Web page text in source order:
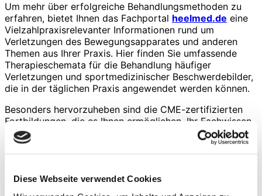
Diese Webseite verwendet Cookies
Um mehr über erfolgreiche Behandlungsmethoden zu
erfahren, bietet Ihnen das Fachportal heelmed.de eine
Vielzahlpraxisrelevanter Informationen rund um
Verletzungen des Bewegungsapparates und anderen
Themen aus Ihrer Praxis. Hier finden Sie umfassende
Therapieschemata für die Behandlung häufiger
Verletzungen und sportmedizinischer Beschwerdebilder,
die in der täglichen Praxis angewendet werden können.
Besonders hervorzuheben sind die CME-zertifizierten
Fortbildungen, die es Ihnen ermöglichen, Ihr Fachwissen
kontinuierlich zu vertiefen und Ihre medizinische
Kompetenz auf höchstem Niveau zu halten. Live-
Webinare und Video-Tutorials führender Spezialisten wie
Entwicklungen und innovative Behandlungsmethoden,
die Sie sofort in Ihre Praxis integrieren können.